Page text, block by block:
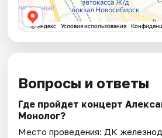
Вопросы и ответы
Где пройдет концерт
Монолог?
Место проведения: ДК